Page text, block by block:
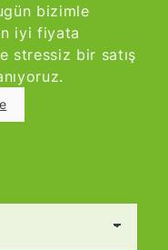
bizimle
iyi fiyata
stressiz bir satış